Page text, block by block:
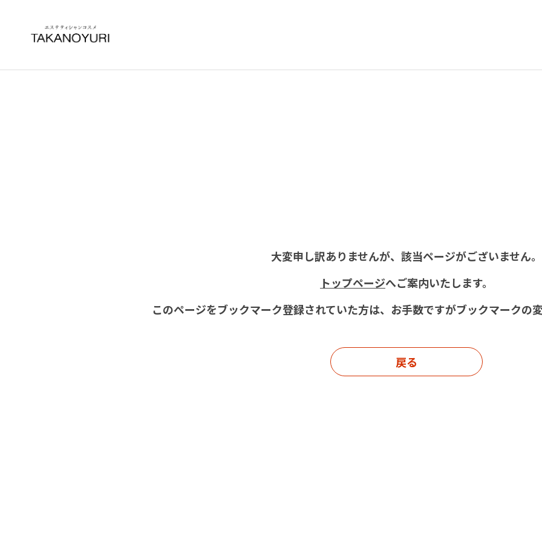
大変申し訳ありませんが、該当ページがございません。
トップページへご案内いたします。
このページをブックマーク登録されていた方は、お手数ですがブックマークの
戻る